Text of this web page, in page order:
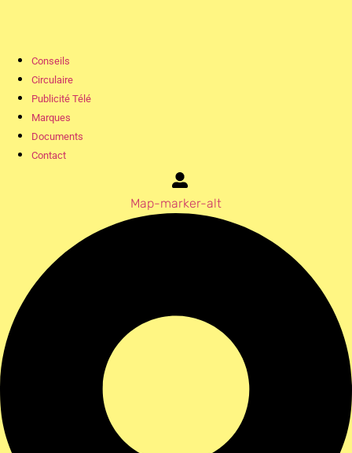
Conseils
Circulaire
Publicité Télé
Marques
Documents
Contact
Map-marker-alt